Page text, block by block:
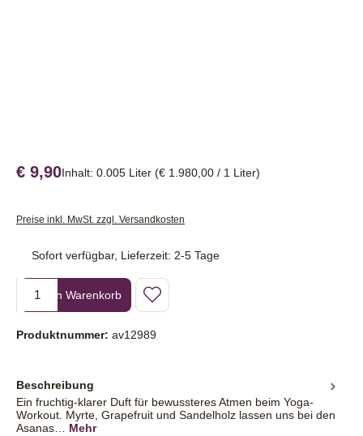
€ 9,90Inhalt: 0.005 Liter (€ 1.980,00 / 1 Liter)
Preise inkl. MwSt. zzgl. Versandkosten
Sofort verfügbar, Lieferzeit: 2-5 Tage
Produkt Anzahl: Gib den gewünschten Wert ein oder benutze die
In den Warenkorb
Produktnummer: av12989
Beschreibung
Ein fruchtig-klarer Duft für bewussteres Atmen beim Yoga-
Workout. Myrte, Grapefruit und Sandelholz lassen uns bei den
Asanas… Mehr